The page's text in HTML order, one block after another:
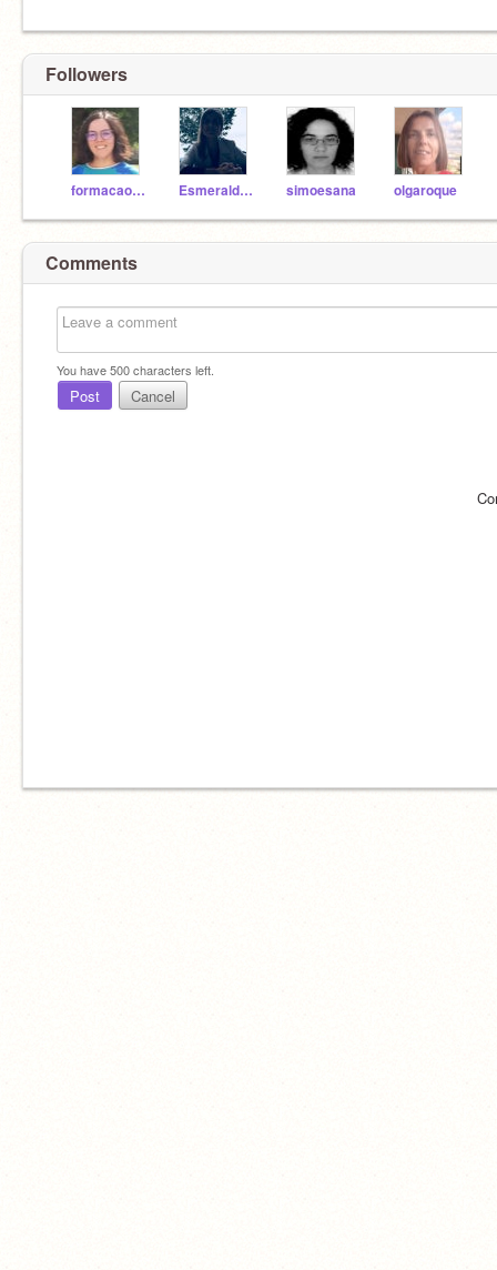
Followers
formacao_sara EsmeraldaGomes simoesana olgaroque
Comments
You have500characters left.
Post Cancel